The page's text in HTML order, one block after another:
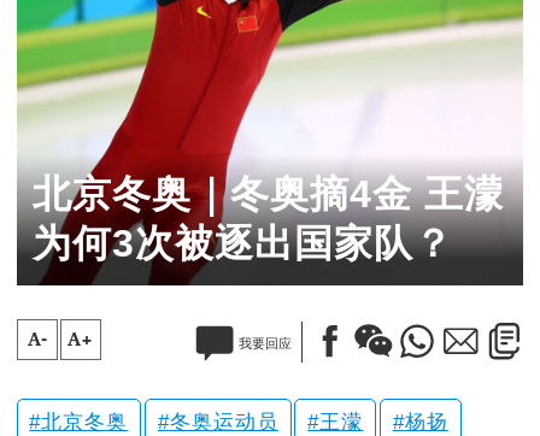
北京冬奥｜冬奥摘4金 王濛
为何3次被逐出国家队？
A- A+ 我要回应
北京冬奥 冬奥运动员 王濛 杨扬